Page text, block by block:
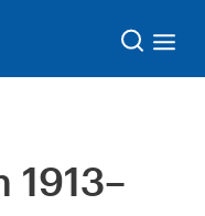
1913–